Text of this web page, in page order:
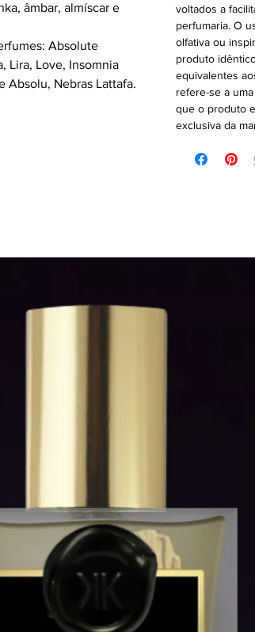
âmbar, almíscar e
Absolute
Lira, Love, Insomnia
Absolu, Nebras Lattafa.
voltados a
perfumaria. O
olfativa ou
produto
equivalentes
refere-se a
que o produto
exclusiva da